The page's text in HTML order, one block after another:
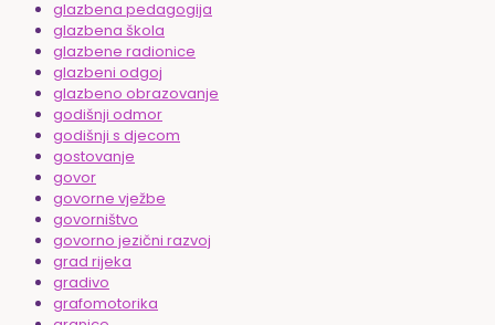
glazbena pedagogija
glazbena škola
glazbene radionice
glazbeni odgoj
glazbeno obrazovanje
godišnji odmor
godišnji s djecom
gostovanje
govor
govorne vježbe
govorništvo
govorno jezični razvoj
grad rijeka
gradivo
grafomotorika